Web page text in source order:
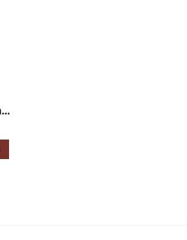
Maskeringstejp Washi Dolphin